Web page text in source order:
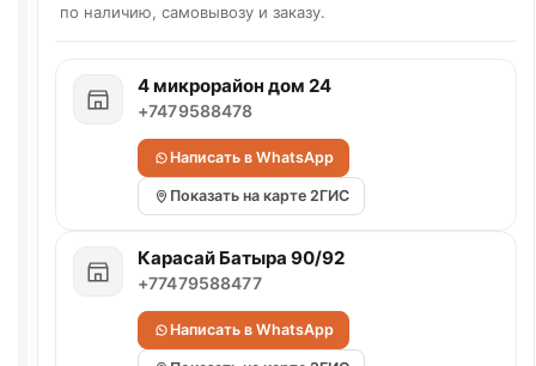
по наличию, самовывозу и заказу.
4 микрорайон дом 24
+7479588478
Написать в WhatsApp
Показать на карте 2ГИС
Карасай Батыра 90/92
+77479588477
Написать в WhatsApp